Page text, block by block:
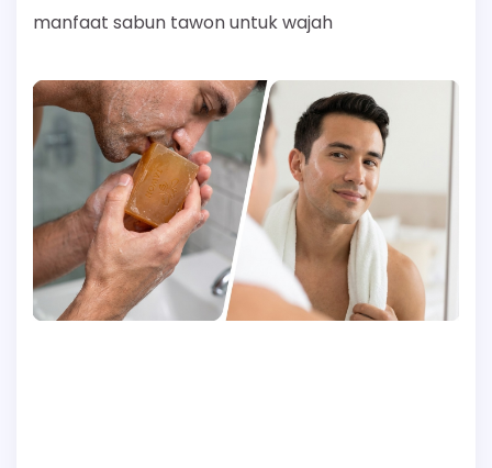
manfaat sabun tawon untuk wajah